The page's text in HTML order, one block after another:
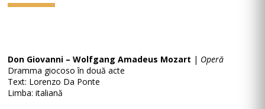
Don Giovanni – Wolfgang Amadeus Mozart | Operă
Dramma giocoso în două acte
Text: Lorenzo Da Ponte
Limba: italiană